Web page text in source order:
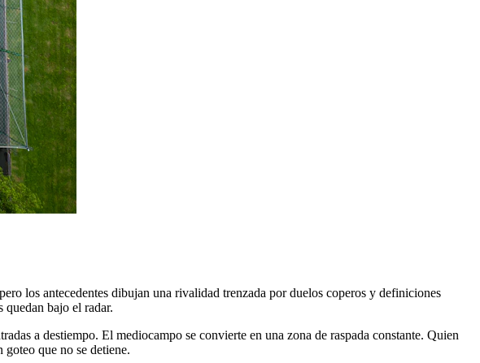
los antecedentes dibujan una rivalidad trenzada por duelos coperos y definiciones
quedan bajo el radar.
a destiempo. El mediocampo se convierte en una zona de raspada constante. Quien
que no se detiene.